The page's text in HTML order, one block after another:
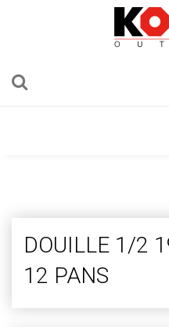
DOUILLE 1/2
12 PANS